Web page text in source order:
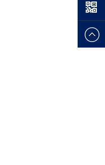
1845-
9100